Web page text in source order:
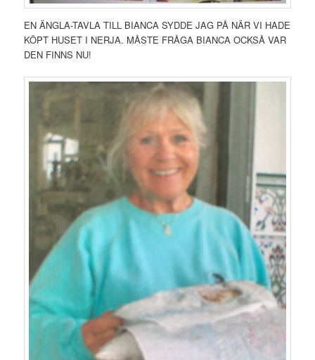
EN ÄNGLA-TAVLA TILL BIANCA SYDDE JAG PÅ NÄR VI HADE
KÖPT HUSET I NERJA. MÅSTE FRÅGA BIANCA OCKSÅ VAR
DEN FINNS NU!